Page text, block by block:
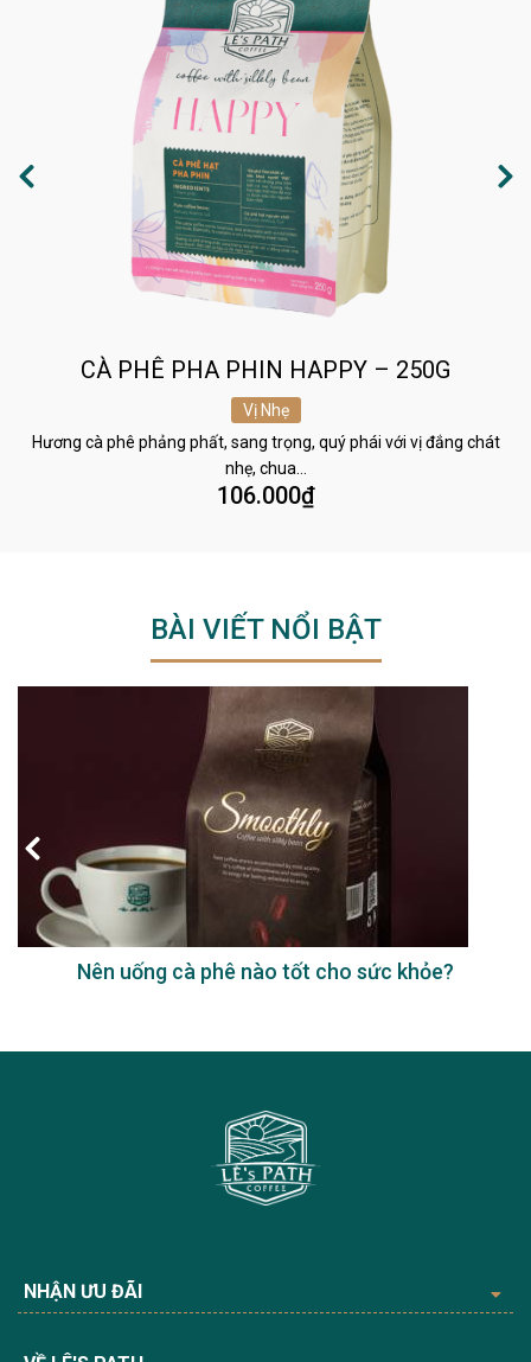
CÀ PHÊ PHA PHIN HAPPY – 250G
Vị Nhẹ
Hương cà phê phảng phất, sang trọng, quý phái với vị đắng chát
nhẹ, chua…
106.000₫
BÀI VIẾT NỔI BẬT
Nên uống cà phê nào tốt cho sức khỏe?
NHẬN ƯU ĐÃI